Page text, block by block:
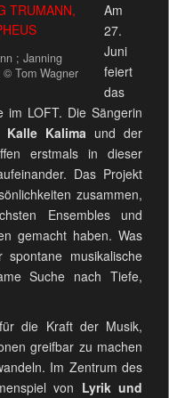
; Janning
Tom Wagner
Am
27.
Juni
feiert
das
im LOFT. Die Sängerin
Kalle Kalimaund der
erstmals in dieser
Das Projekt
zusammen,
Ensembles und
gemacht haben. Was
musikalische
Suche nach Tiefe,
die Kraft der Musik,
greifbar zu machen
Im Zentrum des
von Lyrik und